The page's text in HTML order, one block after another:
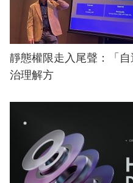
靜態權限走入尾聲：「
治理解方